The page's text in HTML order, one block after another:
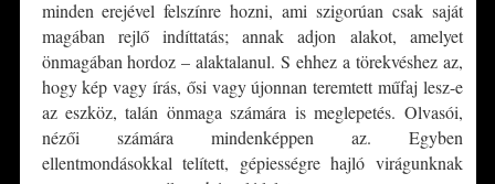
minden erejével felszínre hozni, ami szigorúan csak saját
magában rejlő indíttatás; annak adjon alakot, amelyet
önmagában hordoz – alaktalanul. S ehhez a törekvéshez az,
hogy kép vagy írás, ősi vagy újonnan teremtett műfaj lesz-e
az eszköz, talán önmaga számára is meglepetés. Olvasói,
nézői számára mindenképpen az. Egyben
ellentmondásokkal telített, gépiességre hajló virágunknak